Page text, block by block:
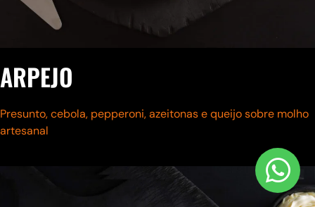
ARPEJO
Presunto, cebola, pepperoni, azeitonas e queijosobre molho
artesanal